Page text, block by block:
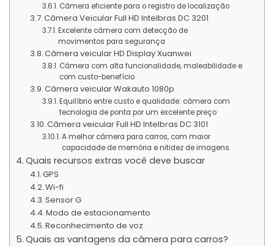
Câmera eficiente para o registro de localização
Câmera Veicular Full HD Intelbras DC 3201
Excelente câmera com detecção de
movimentos para segurança
Câmera veicular HD Display Xuanwei
Câmera com alta funcionalidade, maleabilidade e
com custo-benefício
Câmera veicular Wakauto 1080p
Equilíbrio entre custo e qualidade: câmera com
tecnologia de ponta por um excelente preço
Câmera veicular Full HD Intelbras DC 3101
A melhor câmera para carros, com maior
capacidade de memória e nitidez de imagens
Quais recursos extras você deve buscar
GPS
Wi-fi
Sensor G
Modo de estacionamento
Reconhecimento de voz
Quais as vantagens da câmera para carros?